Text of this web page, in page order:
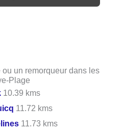
un remorqueur dans les
Plage
10.39 kms
11.72 kms
11.73 kms